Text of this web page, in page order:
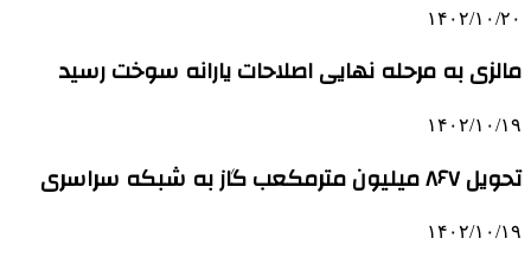
۱۴۰۲/۱۰/۲۰
مالزی به مرحله نهایی اصلاحات یارانه سوخت رسید
۱۴۰۲/۱۰/۱۹
تحویل ۸۶۷ میلیون مترمکعب گاز به شبکه سراسری
۱۴۰۲/۱۰/۱۹